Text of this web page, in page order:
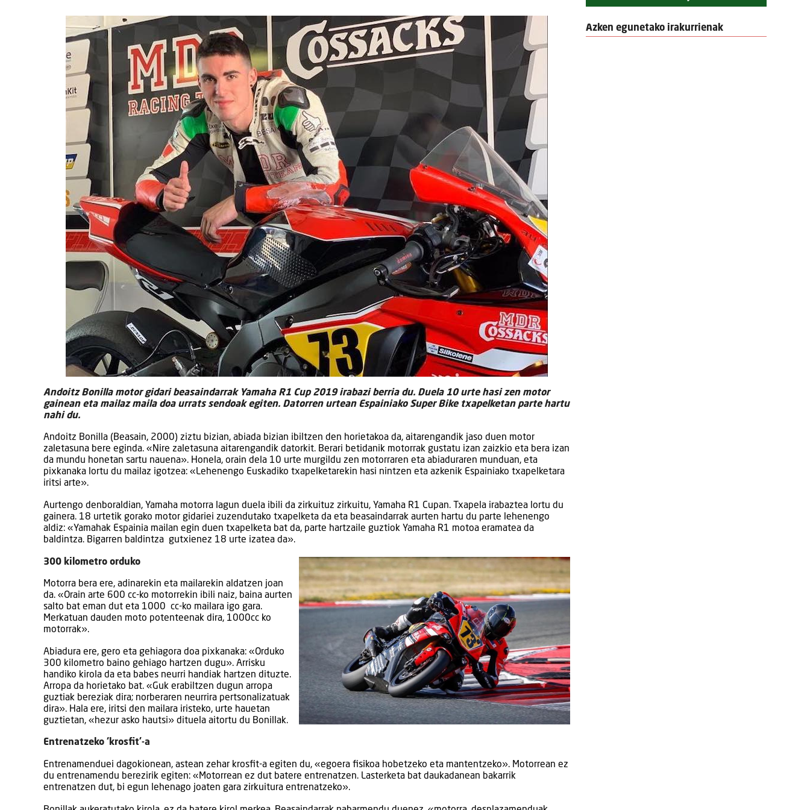
Andoitz Bonilla motor gidari beasaindarrak Yamaha R1 Cup 2019 irabazi berria du. Duela 10 urte hasi zen motor
gainean eta mailaz maila doa urrats sendoak egiten. Datorren urtean Espainiako Super Bike txapelketan parte hartu
nahi du.
Andoitz Bonilla (Beasain, 2000) ziztu bizian, abiada bizian ibiltzen den horietakoa da, aitarengandik jaso duen motor
zaletasuna bere eginda. «Nire zaletasuna aitarengandik datorkit. Berari betidanik motorrak gustatu izan zaizkio eta bera izan
da mundu honetan sartu nauena». Honela, orain dela 10 urte murgildu zen motorraren eta abiaduraren munduan, eta
pixkanaka lortu du mailaz igotzea: «Lehenengo Euskadiko txapelketarekin hasi nintzen eta azkenik Espainiako txapelketara
iritsi arte».
Aurtengo denboraldian, Yamaha motorra lagun duela ibili da zirkuituz zirkuitu, Yamaha R1 Cupan. Txapela irabaztea lortu du
gainera. 18 urtetik gorako motor gidariei zuzendutako txapelketa da eta beasaindarrak aurten hartu du parte lehenengo
aldiz: «Yamahak Espainia mailan egin duen txapelketa bat da, parte hartzaile guztiok Yamaha R1 motoa eramatea da
baldintza. Bigarren baldintza gutxienez 18 urte izatea da».
300 kilometro orduko
Motorra bera ere, adinarekin eta mailarekin aldatzen joan
da. «Orain arte 600 cc-ko motorrekin ibili naiz, baina aurten
salto bat eman dut eta 1000 cc-ko mailara igo gara.
Merkatuan dauden moto potenteenak dira, 1000cc ko
motorrak».
Abiadura ere, gero eta gehiagora doa pixkanaka: «Orduko
300 kilometro baino gehiago hartzen dugu». Arrisku
handiko kirola da eta babes neurri handiak hartzen dituzte.
Arropa da horietako bat. «Guk erabiltzen dugun arropa
guztiak bereziak dira; norberaren neurrira pertsonalizatuak
dira». Hala ere, iritsi den mailara iristeko, urte hauetan
guztietan, «hezur asko hautsi» dituela aitortu du Bonillak.
Entrenatzeko ‘krosfit’-a
Entrenamenduei dagokionean, astean zehar krosfit-a egiten du, «egoera fisikoa hobetzeko eta mantentzeko». Motorrean ez
du entrenamendu berezirik egiten: «Motorrean ez dut batere entrenatzen. Lasterketa bat daukadanean bakarrik
entrenatzen dut, bi egun lehenago joaten gara zirkuitura entrenatzeko».
Azken egunetako irakurrienak